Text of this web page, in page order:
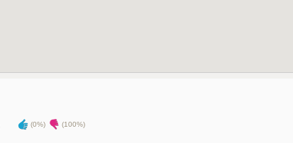
(0%) (100%)